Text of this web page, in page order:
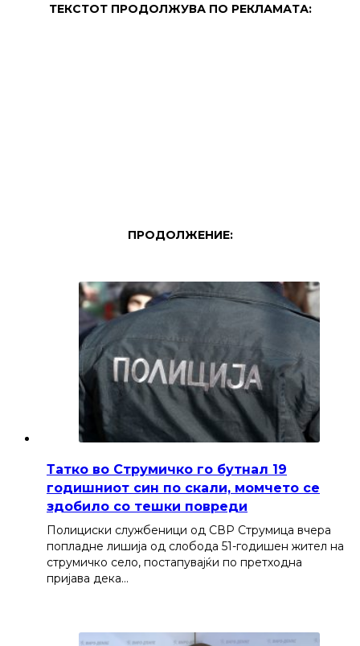
ТЕКСТОТ ПРОДОЛЖУВА ПО РЕКЛАМАТА:
ПРОДОЛЖЕНИЕ:
Татко во Струмичко го бутнал 19
годишниот син по скали, момчето се
здобило со тешки повреди
Полициски службеници од СВР Струмица вчера
попладне лишија од слобода 51-годишен жител на
струмичко село, постапувајќи по претходна
пријава дека…